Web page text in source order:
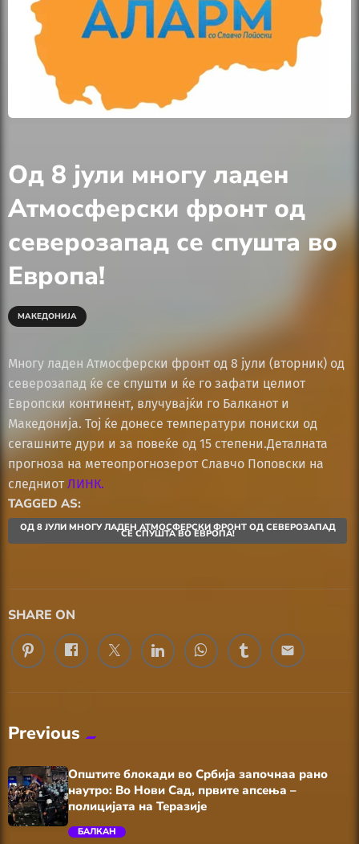
Од 8 јули многу ладен
Атмосферски фронт од
северозапад се спушта во
Европа!
МАКЕДОНИЈА
Mногу ладeн Атмосферски фронт од 8 јули (вторник) од
северозапад ќе се спушти и ќе го зафати целиот
Европски континент, влучувајќи го Балканот и
Македонија. Тој ќе донесе температури пониски од
сегашните дури и за повеќе од 15 степени.Деталната
прогноза на метеопрогнозерот Славчо Поповски на
следниотЛИНК.
TAGGED AS:
ОД 8 ЈУЛИ МНОГУ ЛАДЕН АТМОСФЕРСКИ ФРОНТ ОД СЕВЕРОЗАПАД
СЕ СПУШТА ВО ЕВРОПА!
SHARE ON
email
Previous
Општите блокади во Србија започнаа рано
наутро: Во Нови Сад, првите апсења –
полицијата на Теразије
БАЛКАН